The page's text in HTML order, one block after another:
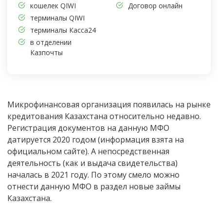
кошелек QIWI
терминалы QIWI
терминалы Касса24
в отделении
Казпочты
Договор онлайн
Микрофинансовая организация появилась на рынке
кредитования Казахстана относительно недавно.
Регистрация документов на данную МФО
датируется 2020 годом (информация взята на
официальном сайте). А непосредственная
деятельность (как и выдача свидетельства)
началась в 2021 году. По этому смело можно
отнести данную МФО в раздел новые займы
Казахстана.